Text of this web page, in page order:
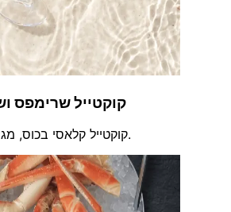
קוקטייל שרימפס
קוקטייל קלאסי בכוס, מגשי שרימפס בקליפה.